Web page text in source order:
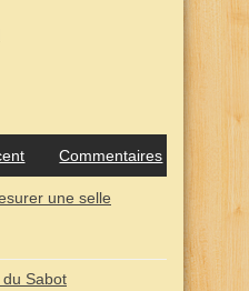
Commentaires
une selle
Sabot